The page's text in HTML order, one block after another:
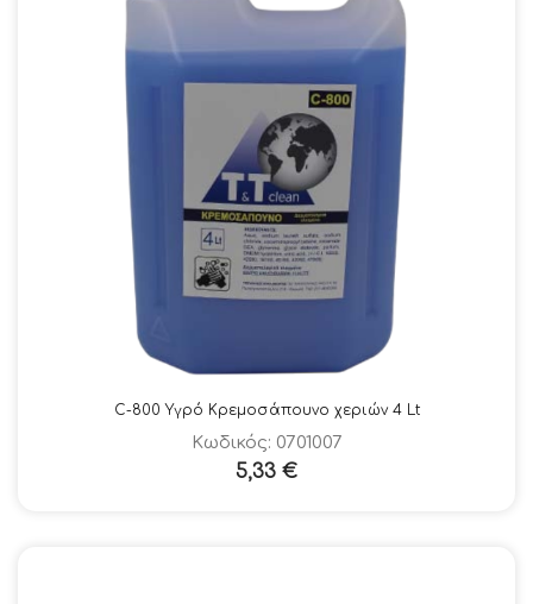
C-800 Υγρό Κρεμοσάπουνο χεριών 4 Lt
Κωδικός: 0701007
5,33 €